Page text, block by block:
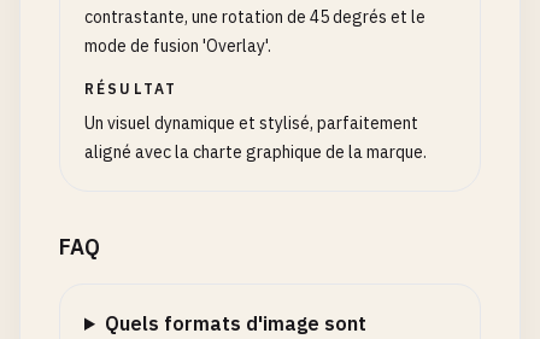
contrastante, une rotation de 45 degrés et le
mode de fusion 'Overlay'.
RÉSULTAT
Un visuel dynamique et stylisé, parfaitement
aligné avec la charte graphique de la marque.
FAQ
Quels formats d'image sont